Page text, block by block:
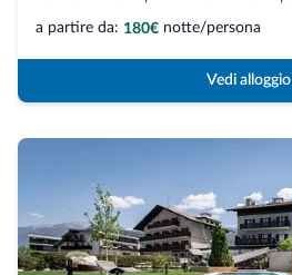
a partire da: 180€ notte/persona
Vedi alloggio